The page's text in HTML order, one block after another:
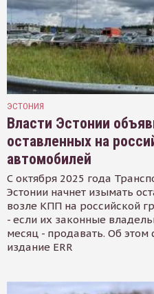
ЭСТОНИЯ
Власти Эстонии
оставленных на
автомобилей
С октября 2025 года
Эстонии начнет изымать
возле КПП на российской
- если их законные
месяц - продавать. Об этом
издание ERR